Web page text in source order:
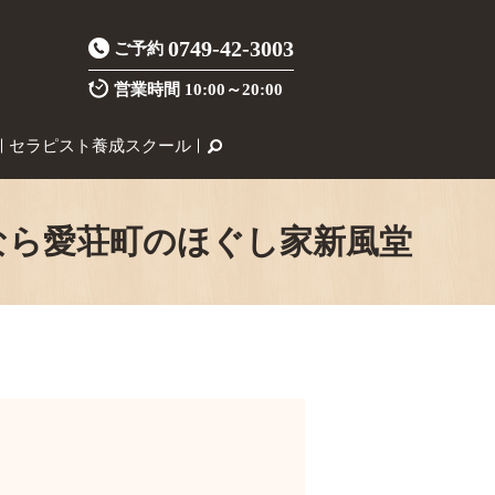
ご予約 0749-42-3003
営業時間 10:00～20:00
セラピスト養成スクール
愛荘町のほぐし家新風堂